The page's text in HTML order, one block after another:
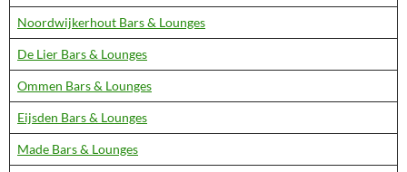
Noordwijkerhout Bars & Lounges
De Lier Bars & Lounges
Ommen Bars & Lounges
Eijsden Bars & Lounges
Made Bars & Lounges